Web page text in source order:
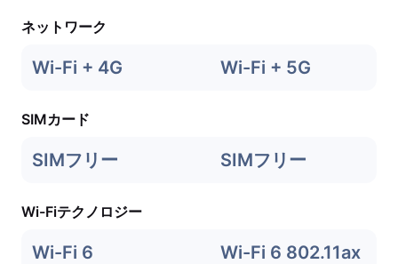
ネットワーク
Wi-Fi + 4G Wi-Fi + 5G
SIMカード
SIMフリー SIMフリー
Wi-Fiテクノロジー
Wi-Fi 6
Wi-Fi 6 802.11ax